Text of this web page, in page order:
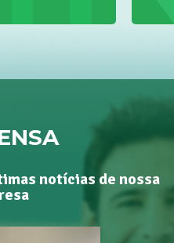
notícias de nossa